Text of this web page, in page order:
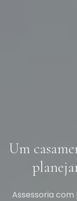
Um
Assessoria